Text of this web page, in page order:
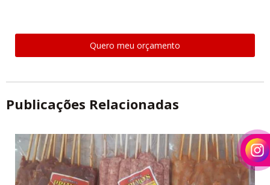
Quero meu orçamento
Publicações Relacionadas